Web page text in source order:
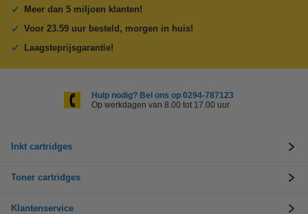
Meer dan 5 miljoen klanten!
Voor 23.59 uur besteld, morgen in huis!
Laagsteprijsgarantie!
Hulp nodig? Bel ons op 0294-787123
Op werkdagen van 8.00 tot 17.00 uur
Inkt cartridges
Toner cartridges
Klantenservice